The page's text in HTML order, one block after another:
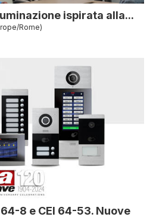
ispirata alla...
Rome)
8 e CEI 64-53. Nuove